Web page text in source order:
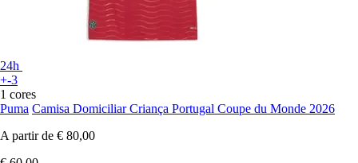
24h
+-3
1 cores
Puma Camisa Domiciliar Criança Portugal Coupe du Monde 2026
A partir de € 80,00